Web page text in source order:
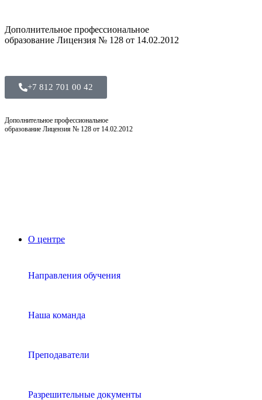
Дополнительное профессиональное
образование Лицензия № 128 от 14.02.2012
+7 812 701 00 42
Дополнительное профессиональное
образование Лицензия № 128 от 14.02.2012
О центре
Направления обучения
Наша команда
Преподаватели
Разрешительные документы